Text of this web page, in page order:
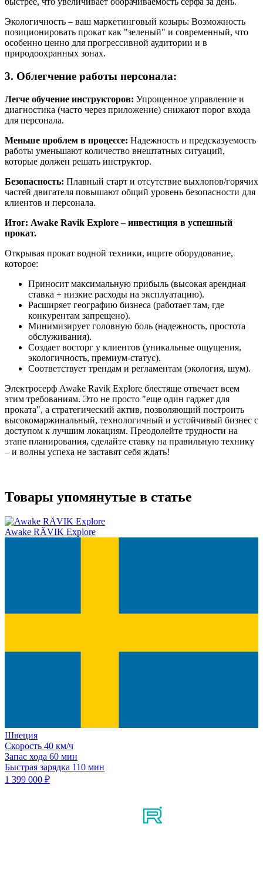
Экологичность – ваш маркетинговый козырь: Возможность
позиционировать прокат как "зеленый" и современный, что
особенно ценно для прогрессивной аудитории и в
природоохранных зонах.
3. Облегчение работы персонала:
Легче обучение инструкторов: Упрощенное управление и
диагностика (часто через приложение) снижают порог входа
для персонала.
Меньше проблем в процессе: Надежность и предсказуемость
работы уменьшают количество внештатных ситуаций,
которые должен решать инструктор.
Безопасность: Плавный старт и отсутствие выхлопов/горячих
частей двигателя повышают общий уровень безопасности для
клиентов и персонала.
Итог: Awake Ravik Explore – инвестиция в успешный
прокат.
Открывая прокат водной техники, ищите оборудование,
которое:
Приносит максимальную прибыль (высокая арендная
ставка + низкие расходы на эксплуатацию).
Расширяет географию бизнеса (работает там, где
конкурентам запрещено).
Минимизирует головную боль (надежность, простота
обслуживания).
Создает восторг у клиентов (уникальные ощущения,
экологичность, премиум-статус).
Соответствует трендам и регламентам (экология, шум).
Электросерф Awake Ravik Explore блестяще отвечает всем
этим требованиям. Это не просто "еще один гаджет для
проката", а стратегический актив, позволяющий построить
высокомаржинальный, технологичный и устойчивый бизнес с
доступом к лучшим локациям. Преодолейте трудности на
этапе планирования, сделайте ставку на правильную технику
– и волны успеха не заставят себя ждать!
Товары упомянутые в статье
Awake RÄVIK Explore
Швеция
Скорость 40 км/ч
Запас хода 60 мин
Быстрая зарядка 110 мин
1 399 000 ₽